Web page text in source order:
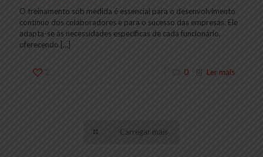
O treinamento sob medida é essencial para o desenvolvimento
contínuo dos colaboradores e para o sucesso das empresas. Ele
adapta-se às necessidades específicas de cada funcionário,
oferecendo […]
2 0 Ler mais
Carregar mais